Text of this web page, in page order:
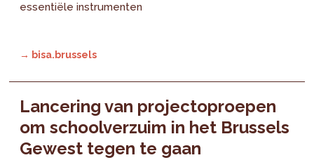
essentiële instrumenten
→ bisa.brussels
Lancering van projectoproepen
om schoolverzuim in het Brussels
Gewest tegen te gaan